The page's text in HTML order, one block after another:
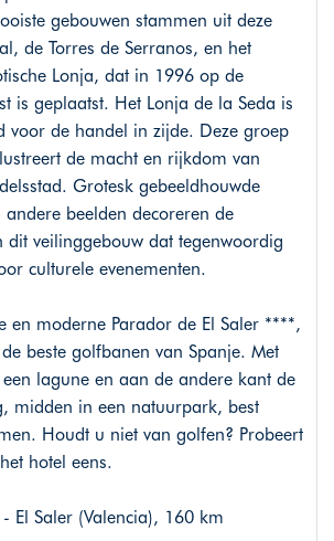
gebouwen stammen uit deze
de Torres de Serranos, en het
Lonja, dat in 1996 op de
is geplaatst. Het Lonja de la Seda is
voor de handel in zijde. Deze groep
de macht en rijkdom van
Grotesk gebeeldhouwde
andere beelden decoreren de
dit veilinggebouw dat tegenwoordig
culturele evenementen.
en moderne Parador de El Saler ****,
beste golfbanen van Spanje. Met
lagune en aan de andere kant de
midden in een natuurpark, best
Houdt u niet van golfen? Probeert
hotel eens.
El Saler (Valencia), 160 km